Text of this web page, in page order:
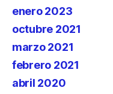
enero 2023
octubre 2021
marzo 2021
febrero 2021
abril 2020